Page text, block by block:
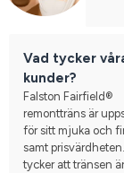
Vad tycker
kunder?
Falston Fairfield®
remontträns är
för sitt mjuka och
samt
tycker att tränsen